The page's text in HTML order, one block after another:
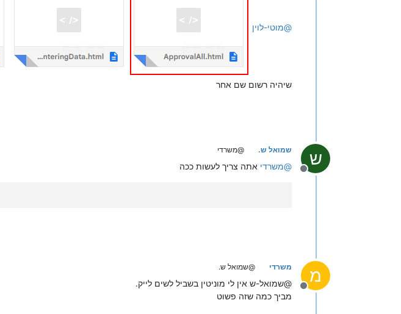
@מוטי-לוין
שיהיה רשום שם אחר
ש
מנותק
שמואל ש. @משרדי
@משרדי אתה צריך לעשות ככה
מ
מנותק
משרדי @שמואל ש.
@שמואל-ש אין לי מוניטין בשביל לשים לייק.
מביך כמה שזה פשוט